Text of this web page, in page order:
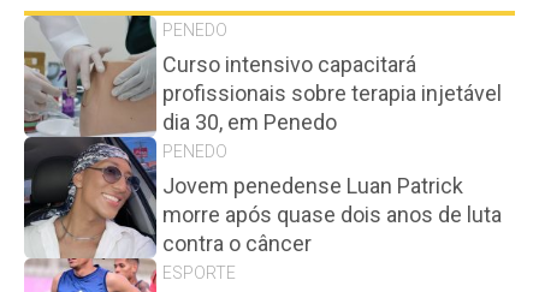
PENEDO
Curso intensivo capacitará
profissionais sobre terapia injetável
dia 30, em Penedo
PENEDO
Jovem penedense Luan Patrick
morre após quase dois anos de luta
contra o câncer
ESPORTE